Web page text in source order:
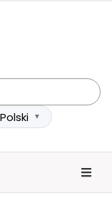
Polski ▼